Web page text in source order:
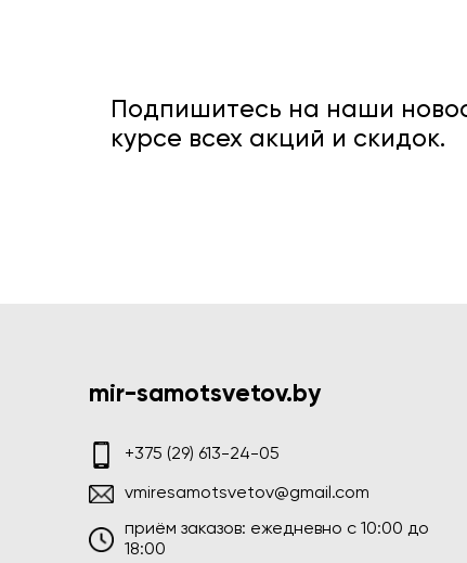
Подпишитесь на наши
курсе всех акций и скидок.
mir-samotsvetov.by
+375 (29) 613-24-05
vmiresamotsvetov@gmail.com
приём заказов: ежедневно c 10:00 до
18:00